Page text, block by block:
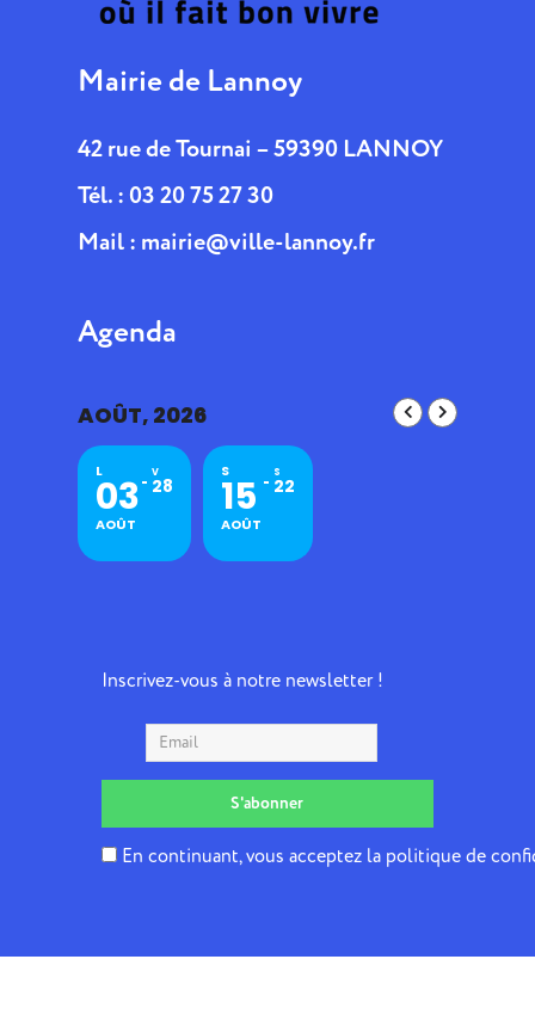
Mairie de Lannoy
42 rue de Tournai – 59390 LANNOY
Tél. : 03 20 75 27 30
Mail : mairie@ville-lannoy.fr
Agenda
AOÛT, 2026
L
03
AOÛT
V
28
S
15
AOÛT
S
22
Inscrivez-vous à notre newsletter !
En continuant, vous acceptez la politique de